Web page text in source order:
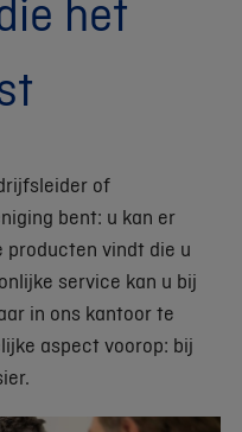
het
of
bent: u kan er
producten vindt die u
service kan u bij
in ons kantoor te
aspect voorop: bij